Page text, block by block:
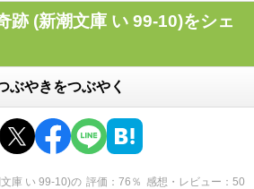
跡 (新潮文庫 い 99-10)をシェ
ぶやきをつぶやく
庫 い 99-10)の 評価 76 ％ 感想・レビュー
50